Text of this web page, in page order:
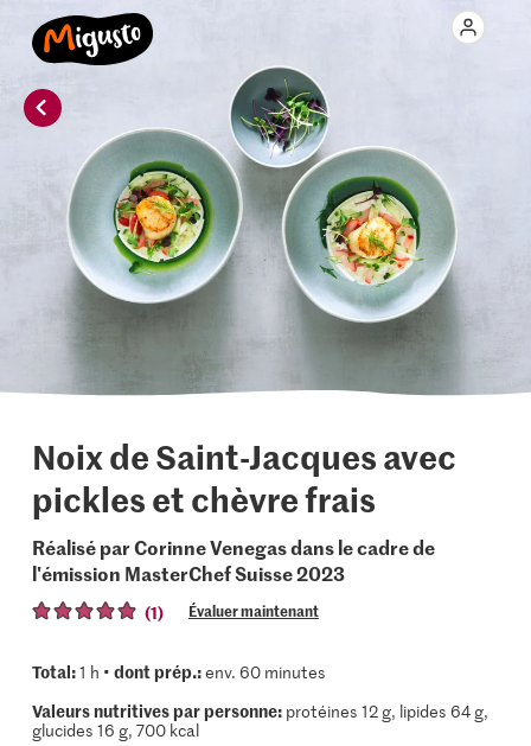
Noix de Saint-Jacques avec
pickles et chèvre frais
Réalisé par Corinne Venegas dans le cadre de
l'émission MasterChef Suisse 2023
(1) Évaluer maintenant
Total:1 h • dont prép.:env. 60 minutes
Valeurs nutritives par personne:protéines 12 g, lipides 64 g,
glucides 16 g, 700 kcal